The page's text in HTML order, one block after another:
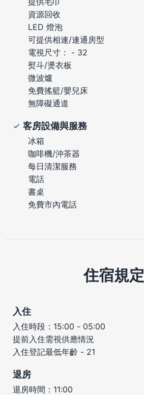
資源回收
LED 燈泡
可提供相連/連通房型
電視尺寸： - 32
熨斗/燙衣板
微波爐
免費搖籃/嬰兒床
無障礙通道
客房設備與服務
冰箱
咖啡機/沖茶器
每日清潔服務
電話
書桌
免費市內電話
住宿規定
入住
入住時段：15:00 - 05:00
提前入住需視供應情況
入住登記最低年齡 - 21
退房
退房時間：11:00